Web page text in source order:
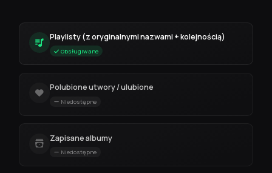
Playlisty (z oryginalnymi nazwami + kolejnością)
Obsługiwane
Polubione utwory / ulubione
Niedostępne
Zapisane albumy
Niedostępne